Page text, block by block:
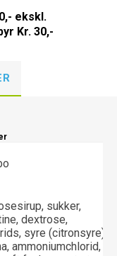
ekskl.
Kr. 30,-
sukker,
dextrose,
syre (citronsyre),
ammoniumchlorid,